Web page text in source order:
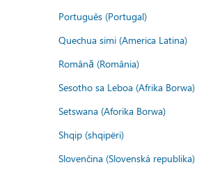
Português (Portugal)
Quechua simi (America Latina)
Română (România)
Sesotho sa Leboa (Afrika Borwa)
Setswana (Aforika Borwa)
Shqip (shqipëri)
Slovenčina (Slovenská republika)